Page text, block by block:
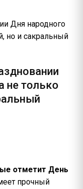
Дня народного
но и сакральный
не только
отметит День
прочный